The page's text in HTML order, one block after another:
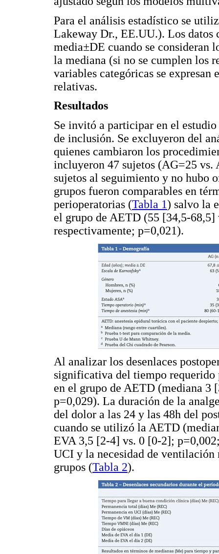
Para el análisis estadístico se
Lakeway Dr., EE.UU.). Los datos
media±DE cuando se consideran
la mediana (si no se cumplen los
variables categóricas se expresan
relativas.
Resultados
Se invitó a participar en el
de inclusión. Se excluyeron del
quienes cambiaron los
incluyeron 47 sujetos (AG=25
sujetos al seguimiento y no hubo
grupos fueron comparables en
perioperatorias (Tabla 1) salvo la
el grupo de AETD (55 [34,5-
respectivamente; p=0,021).
Al analizar los desenlaces
significativa del tiempo requerido
en el grupo de AETD (mediana 3
p=0,029). La duración de la
del dolor a las 24 y las 48h del
cuando se utilizó la AETD
EVA 3,5 [2-4] vs. 0 [0-2];
UCI y la necesidad de ventilación
grupos (Tabla 2).